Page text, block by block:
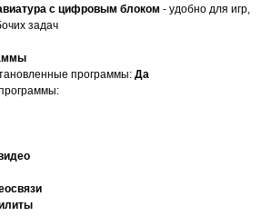
с цифровым блоком - удобно для игр,
задач
программы: Да